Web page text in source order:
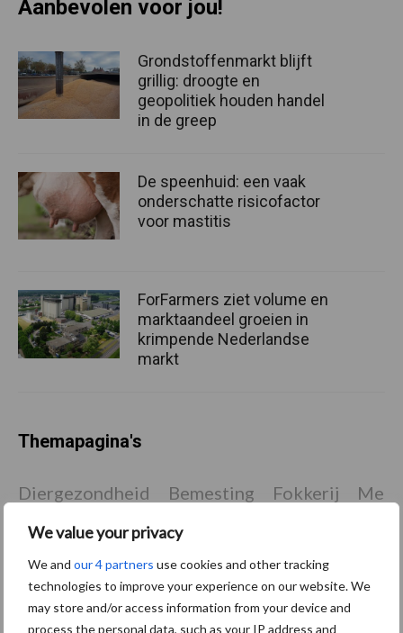
We value your privacy
We and our 4 partners use cookies and other tracking
technologies to improve your experience on our website. We
may store and/or access information from your device and
process the personal data, such as your IP address and
Aanbevolen voor jou!
Grondstoffenmarkt blijft
grillig: droogte en
geopolitiek houden handel
in de greep
De speenhuid: een vaak
onderschatte risicofactor
voor mastitis
ForFarmers ziet volume en
marktaandeel groeien in
krimpende Nederlandse
markt
Themapagina's
Diergezondheid Bemesting Fokkerij
Mastitis Hittestress